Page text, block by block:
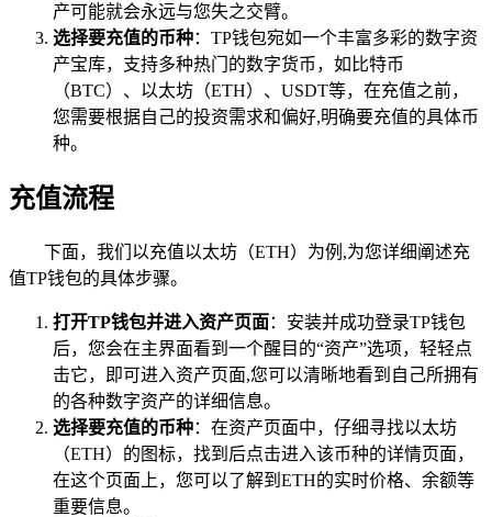
产可能就会永远与您失之交臂。
选择要充值的币种：TP钱包宛如一个丰富多彩的数字资
产宝库，支持多种热门的数字货币，如比特币
（BTC）、以太坊（ETH）、USDT等，在充值之前，
您需要根据自己的投资需求和偏好,明确要充值的具体币
种。
充值流程
下面，我们以充值以太坊（ETH）为例,为您详细阐述充
值TP钱包的具体步骤。
打开TP钱包并进入资产页面：安装并成功登录TP钱包
后，您会在主界面看到一个醒目的“资产”选项，轻轻点
击它，即可进入资产页面,您可以清晰地看到自己所拥有
的各种数字资产的详细信息。
选择要充值的币种：在资产页面中，仔细寻找以太坊
（ETH）的图标，找到后点击进入该币种的详情页面，
在这个页面上，您可以了解到ETH的实时价格、余额等
重要信息。